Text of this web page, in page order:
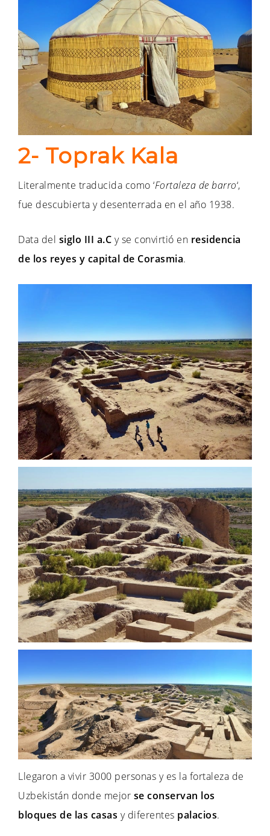
2- Toprak Kala
Literalmente traducida como ‘Fortaleza de barro‘,
fue descubierta y desenterrada en el año 1938.
Data del siglo III a.C y se convirtió en residencia
de los reyes y capital de Corasmia.
Llegaron a vivir 3000 personas y es la fortaleza de
Uzbekistán donde mejor se conservan los
bloques de las casas y diferentes palacios.